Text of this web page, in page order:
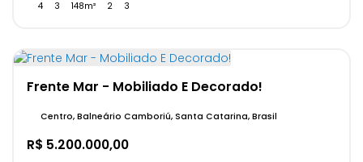
4 3 148m² 2 3
Frente Mar - Mobiliado E Decorado!
R$ 5.200.000,00
Centro, Balneário Camboriú, Santa Catarina, Brasil